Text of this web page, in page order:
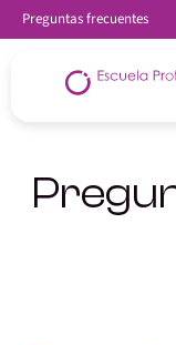
Preguntas frecuentes